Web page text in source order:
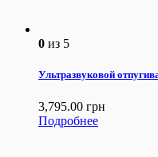
0 из 5
Ультразвуковой
3,795.00 грн
Подробнее